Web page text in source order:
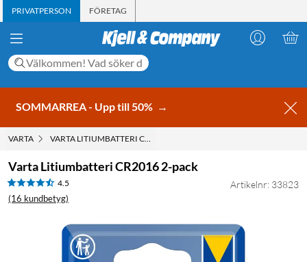
PRIVATPERSON FÖRETAG
SOMMARREA - Upp till 50% →
VARTA VARTA LITIUMBATTERI CR2016 2-PACK
Varta Litiumbatteri CR2016 2-pack
4.5
(16 kundbetyg)
Artikelnr: 33823